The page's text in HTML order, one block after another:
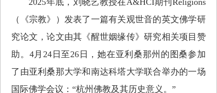
（《宗教》）发表了一篇有关观世音的英文佛学研
究论文，论文由其《醒世姻缘传》研究相关项目赞
助。4月24日至26日，她在亚利桑那州的图桑参加
了由亚利桑那大学和南达科塔大学联合举办的一场
国际佛学会议：“杭州佛教及其历史意义。”